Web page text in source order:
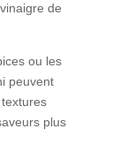
de
ou les
peuvent
plus